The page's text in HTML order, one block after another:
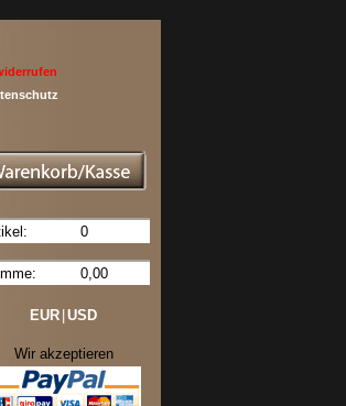
0
0,00
EUR USD
Wir akzeptieren